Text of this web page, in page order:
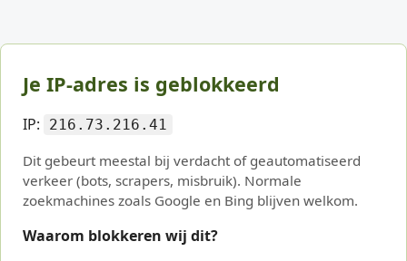
Je IP-adres is geblokkeerd
IP: 216.73.216.41
Dit gebeurt meestal bij verdacht of geautomatiseerd
verkeer (bots, scrapers, misbruik). Normale
zoekmachines zoals Google en Bing blijven welkom.
Waarom blokkeren wij dit?